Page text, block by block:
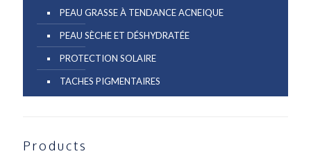
PEAU GRASSE À TENDANCE ACNEIQUE
PEAU SÈCHE ET DÉSHYDRATÉE
PROTECTION SOLAIRE
TACHES PIGMENTAIRES
Products